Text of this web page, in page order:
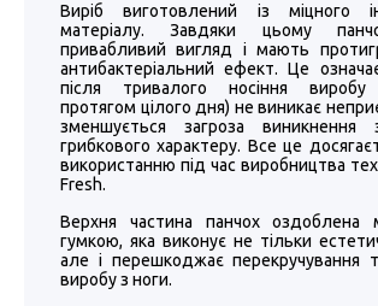
Виріб виготовлений із міцного
матеріалу. Завдяки цьому
привабливий вигляд і мають
антибактеріальний ефект. Це
після тривалого носіння виробу
протягом цілого дня) не виникає
зменшується загроза виникнення
грибкового характеру. Все це
використанню під час виробництва
Fresh.
Верхня частина панчох оздоблена
гумкою, яка виконує не тільки
але і перешкоджає перекручування
виробу з ноги.